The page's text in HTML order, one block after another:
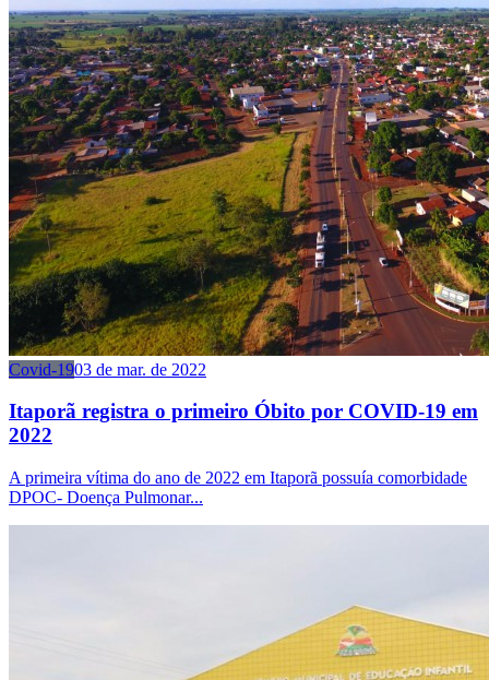
Covid-1903 de mar. de 2022
Itaporã registra o primeiro Óbito por COVID-19 em
2022
A primeira vítima do ano de 2022 em Itaporã possuía comorbidade
DPOC- Doença Pulmonar...